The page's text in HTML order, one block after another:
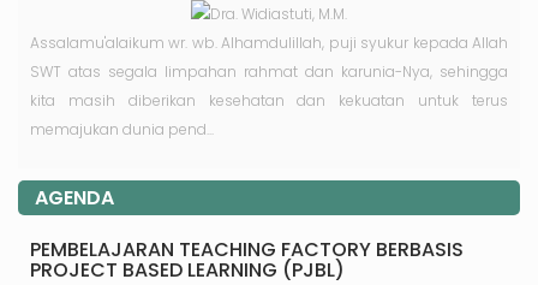
Assalamu'alaikum wr. wb. Alhamdulillah, puji syukur kepada Allah
SWT atas segala limpahan rahmat dan karunia-Nya, sehingga
kita masih diberikan kesehatan dan kekuatan untuk terus
memajukan dunia pend...
AGENDA
PEMBELAJARAN TEACHING FACTORY BERBASIS
PROJECT BASED LEARNING (PJBL)